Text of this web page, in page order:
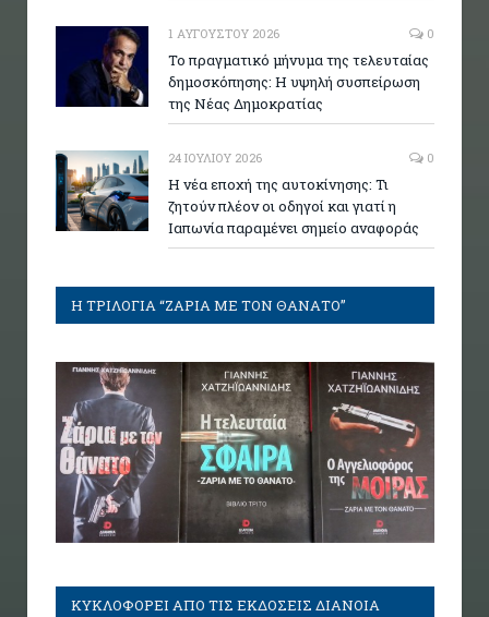
1 ΑΥΓΟΎΣΤΟΥ 2026 0
Το πραγματικό μήνυμα της τελευταίας
δημοσκόπησης: Η υψηλή συσπείρωση
της Νέας Δημοκρατίας
24 ΙΟΥΛΊΟΥ 2026 0
Η νέα εποχή της αυτοκίνησης: Τι
ζητούν πλέον οι οδηγοί και γιατί η
Ιαπωνία παραμένει σημείο αναφοράς
Η ΤΡΙΛΟΓΙΑ “ΖΑΡΙΑ ΜΕ ΤΟΝ ΘΑΝΑΤΟ”
ΚΥΚΛΟΦΟΡΕΙ ΑΠΟ ΤΙΣ ΕΚΔΟΣΕΙΣ ΔΙΑΝΟΙΑ